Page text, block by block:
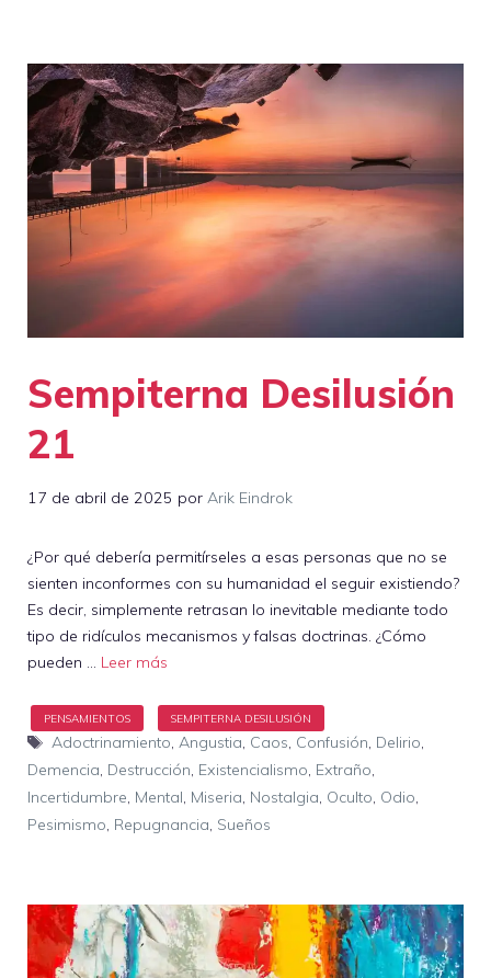
Sempiterna Desilusión
21
17 de abril de 2025 por Arik Eindrok
¿Por qué debería permitírseles a esas personas que no se
sienten inconformes con su humanidad el seguir existiendo?
Es decir, simplemente retrasan lo inevitable mediante todo
tipo de ridículos mecanismos y falsas doctrinas. ¿Cómo
pueden … Leer más
Etiquetas
Adoctrinamiento, Angustia, Caos, Confusión, Delirio,
Demencia, Destrucción, Existencialismo, Extraño,
Incertidumbre, Mental, Miseria, Nostalgia, Oculto, Odio,
Pesimismo, Repugnancia, Sueños